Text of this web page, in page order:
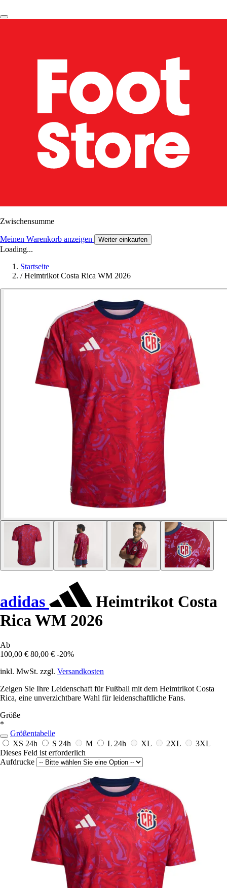
Zwischensumme
Meinen Warenkorb anzeigen Weiter einkaufen
Loading...
Startseite
/ Heimtrikot Costa Rica WM 2026
adidas
Heimtrikot Costa
Rica WM 2026
Ab
100,00 € 80,00 € -20%
inkl. MwSt. zzgl. Versandkosten
Zeigen Sie Ihre Leidenschaft für Fußball mit dem Heimtrikot Costa
Rica, eine unverzichtbare Wahl für leidenschaftliche Fans.
Größe
*
Größentabelle
XS 24h S 24h M L 24h XL 2XL
3XL
Dieses Feld ist erforderlich
Aufdrucke